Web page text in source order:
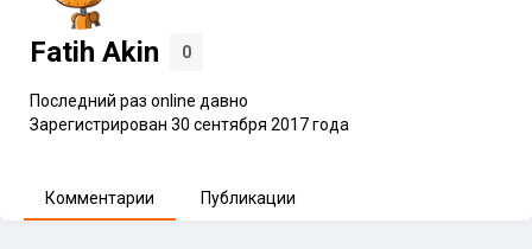
Fatih Akin 0
Последний раз online давно
Зарегистрирован 30 сентября 2017 года
Комментарии Публикации